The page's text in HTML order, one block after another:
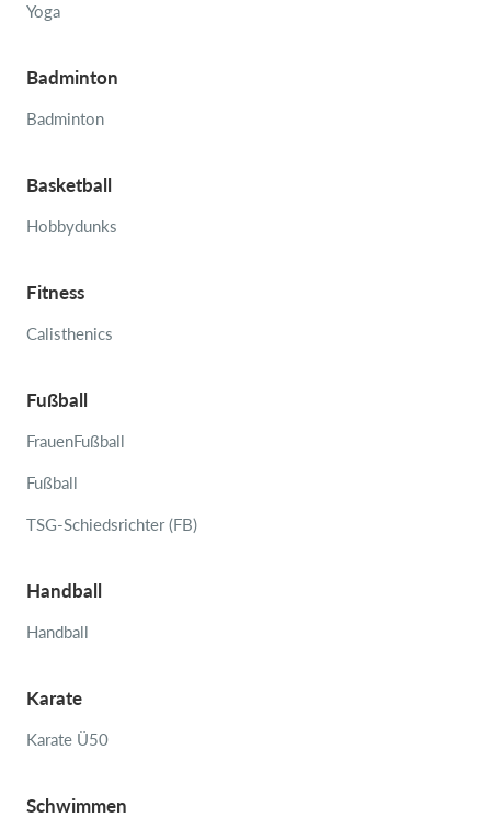
Yoga
Badminton
Badminton
Basketball
Hobbydunks
Fitness
Calisthenics
Fußball
FrauenFußball
Fußball
TSG-Schiedsrichter (FB)
Handball
Handball
Karate
Karate Ü50
Schwimmen